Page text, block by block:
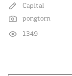
Capital
pongtorn
1349